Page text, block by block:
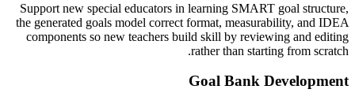
Support new special educators in learning SMART goal structure,
the generated goals model correct format, measurability, and IDEA
components so new teachers build skill by reviewing and editing
rather than starting from scratch.
Goal Bank Development